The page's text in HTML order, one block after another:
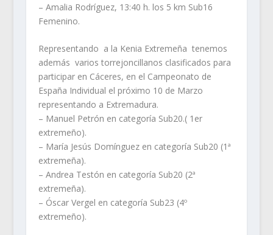
– Amalia Rodríguez, 13:40 h. los 5 km Sub16
Femenino.
Representando a la Kenia Extremeña tenemos
además varios torrejoncillanos clasificados para
participar en Cáceres, en el Campeonato de
España Individual el próximo 10 de Marzo
representando a Extremadura.
– Manuel Petrón en categoría Sub20.( 1er
extremeño).
– María Jesús Domínguez en categoría Sub20 (1ª
extremeña).
– Andrea Testón en categoría Sub20 (2ª
extremeña).
– Óscar Vergel en categoría Sub23 (4º
extremeño).